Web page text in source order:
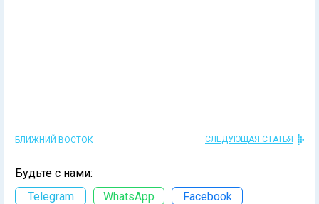
БЛИЖНИЙ ВОСТОК СЛЕДУЮЩАЯ СТАТЬЯ
Будьте с нами:
Telegram
WhatsApp Facebook